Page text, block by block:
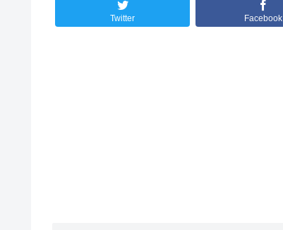
Twitter Facebook